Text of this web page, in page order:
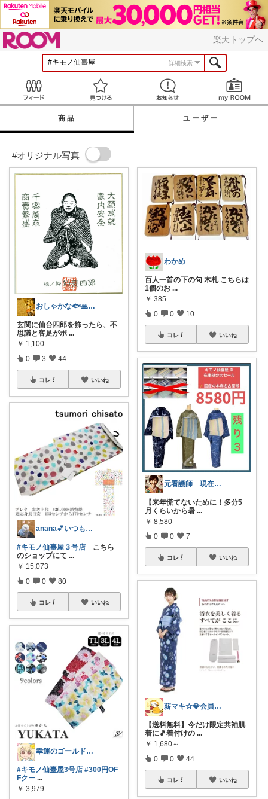
楽天トップへ
詳細検索
見つける お知らせ
商品 ユーザー
#オリジナル写真
おしゃかな🐟️🙏🐟️
玄関に仙台四郎を飾ったら、不
思議と客足がポ ...
￥ 1,100
0 3 44
コレ いいね
anana💕いつもありがと💕︎
#キモノ仙臺屋３号店 こちら
のショップにて ...
￥ 15,073
0 0 80
コレ いいね
幸運のゴールドスライム💓まったり🤗
#キモノ仙臺屋3号店 #300円OF
Fクー ...
￥ 3,979
わかめ
百人一首の下の句 木札 こちらは
1個のお ...
￥ 385
0 0 10
コレ いいね
元看護師 現在古物商 人生いろいろ
【来年慌てないために！多分5
月くらいから暑 ...
￥ 8,580
0 0 7
コレ いいね
薪マキ☆💎会員になれたꪔ̤̫
【送料無料】今だけ限定共袖肌
着に🎵着付けの ...
￥ 1,680～
0 0 44
コレ いいね